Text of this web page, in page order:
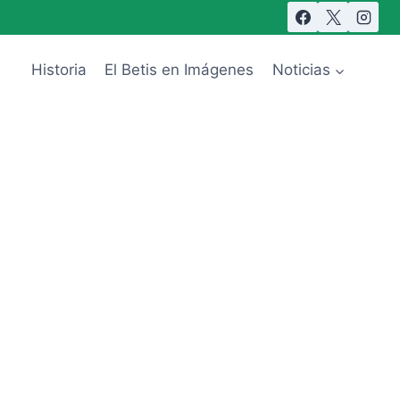
Historia El Betis en Imágenes Noticias